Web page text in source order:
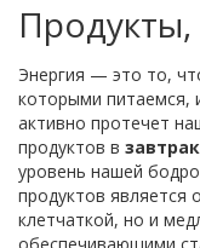
Энергия — это то,
которыми питаемся,
активно протечет
продуктов в завтрак
уровень нашей
продуктов является
клетчаткой, но и